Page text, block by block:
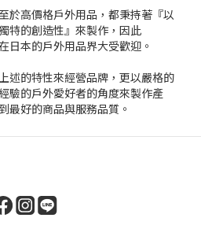
於高價格戶外用品，都秉持著『以
特的創造性』來製作，因此
日本的戶外用品界大受歡迎。
述的特性來經營品牌，更以嚴格的
驗的戶外愛好者的角度來製作產
最好的商品與服務品質。